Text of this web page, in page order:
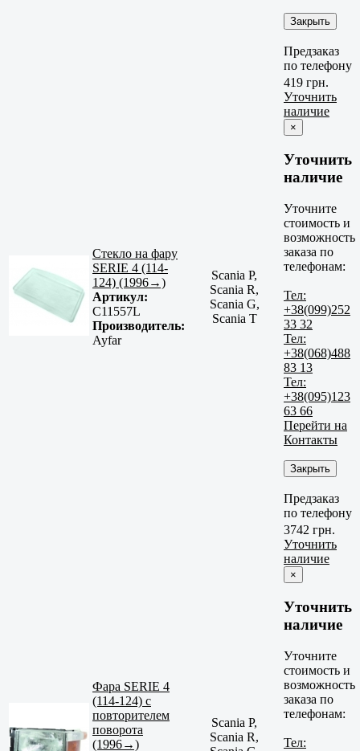
Закрыть
Предзаказ
по телефону
Стекло на фару
SERIE 4 (114-
124) (1996→)
Артикул:
C11557L
Производитель:
Ayfar
Scania P,
Scania R,
Scania G,
Scania T
419 грн.
Уточнить
наличие
×
Уточнить
наличие
Уточните
стоимость и
возможность
заказа по
телефонам:
Тел:
+38(099)252
33 32
Тел:
+38(068)488
83 13
Тел:
+38(095)123
63 66
Перейти на
Контакты
Закрыть
Предзаказ
по телефону
Фара SERIE 4
(114-124) с
повторителем
поворота
(1996→)
Scania P,
Scania R,
3742 грн.
Уточнить
наличие
×
Уточнить
наличие
Уточните
стоимость и
возможность
заказа по
телефонам:
Тел: